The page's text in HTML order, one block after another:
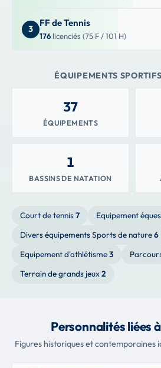
3
FF de Tennis
176 licenciés (75 F / 101 H)
ÉQUIPEMENTS
37
ÉQUIPEMENTS
1
BASSINS DE NATATION
Court de tennis7 Equipement
Divers équipements Sports de nature6
Equipement d'athlétisme3
Terrain de grands jeux2
Personnalités liées
Figures historiques et contemporaines